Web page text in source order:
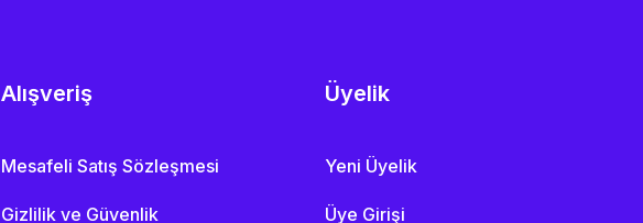
Alışveriş
Mesafeli Satış Sözleşmesi
Gizlilik ve Güvenlik
Üyelik
Yeni Üyelik
Üye Girişi